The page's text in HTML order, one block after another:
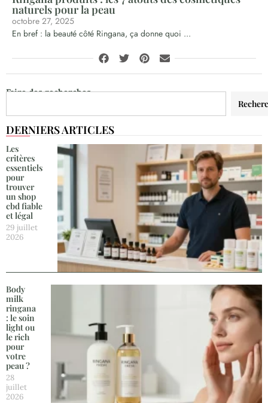
Faire des recherches
DERNIERS ARTICLES
Les
critères
essentiels
pour
trouver
un shop
cbd fiable
et légal
29 juillet
2026
Body
milk
ringana
: le soin
light ou
le rich
pour
votre
peau ?
28
juillet
2026
naturels pour la peau
octobre 27, 2025
En bref : la beauté côté Ringana, ça donne quoi ...